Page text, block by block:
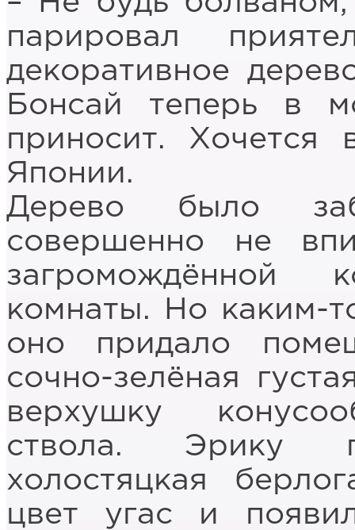
парировал
декоративное
Бонсай теперь в
приносит. Хочется
Японии.
Дерево было
совершенно не
загромождённой
комнаты. Но каким-
оно придало
сочно-зелёная
верхушку
ствола. Эрику
холостяцкая
цвет угас и